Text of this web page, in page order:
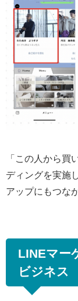
「この人から買
ディングを実施し
アップにもつな
LINEマー
ビジネス